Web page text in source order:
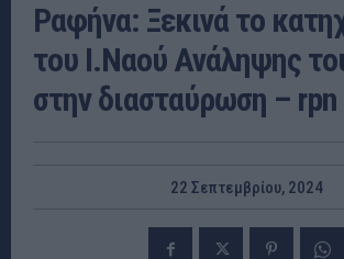
Ραφήνα: Ξεκινά το
του Ι.Ναού Ανάληψης
στην διασταύρωση – rpn
22 Σεπτεμβρίου, 2024